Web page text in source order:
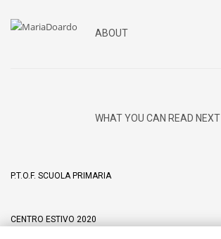
ABOUT
WHAT YOU CAN READ NEXT
P.T.O.F. SCUOLA PRIMARIA
CENTRO ESTIVO 2020